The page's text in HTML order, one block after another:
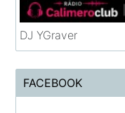
DJ YGraver
FACEBOOK